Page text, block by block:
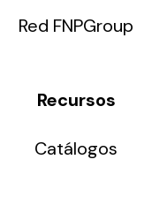
Red FNPGroup
Recursos
Catálogos